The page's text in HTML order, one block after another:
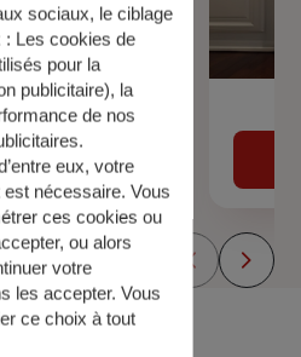
immobilier
sociaux, le ciblage
: Les cookies de
pour la
publicitaire), la
de nos
eux, votre
nécessaire. Vous
ces cookies ou
ou alors
votre
les accepter. Vous
ce choix à tout